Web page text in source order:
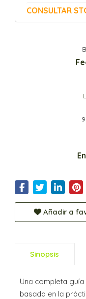
CONSULTAR
Añadir a
Sinopsis
Una completa
basada en la